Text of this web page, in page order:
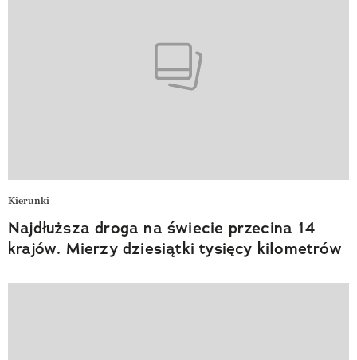
Kierunki
Najdłuższa droga na świecie przecina 14
krajów. Mierzy dziesiątki tysięcy kilometrów